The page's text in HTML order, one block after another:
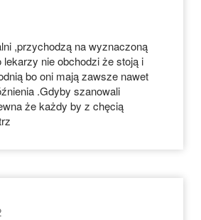
,przychodzą na wyznaczoną
nie obchodzi że stoją i
bo oni mają zawsze nawet
.Gdyby szanowali
że każdy by z chęcią